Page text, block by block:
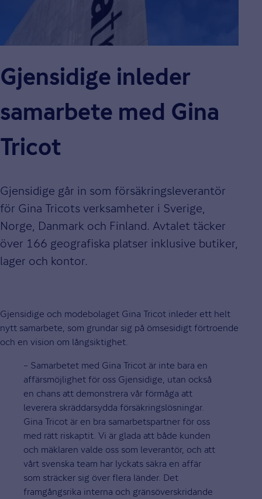
Gjensidige inleder
samarbete med Gina
Tricot
Gjensidige går in som försäkringsleverantör
för Gina Tricots verksamheter i Sverige,
Norge, Danmark och Finland. Avtalet täcker
över 166 geografiska platser inklusive butiker,
lager och kontor.
Gjensidige och modebolaget Gina Tricot inleder ett helt
nytt samarbete, som grundar sig på ömsesidigt förtroende
och en vision om långsiktighet.
– Samarbetet med Gina Tricot är inte bara en
affärsmöjlighet för oss Gjensidige, utan också
en chans att demonstrera vår förmåga att
leverera skräddarsydda försäkringslösningar.
Gina Tricot är en bra samarbetspartner för oss
med rätt riskaptit. Vi är glada att både kunden
och mäklaren valde oss som leverantör, och att
vårt svenska team har lyckats säkra en affär
som sträcker sig över flera länder. Det
framgångsrika interna och gränsöverskridande